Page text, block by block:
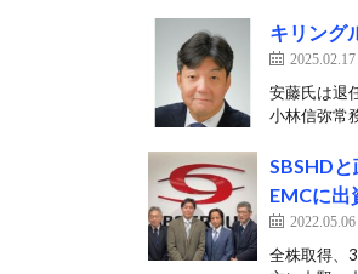
キリング
2025.02.17
安藤氏は退
小林信弥常
SBSHD
EMCに出
2022.05.06
全株取得、